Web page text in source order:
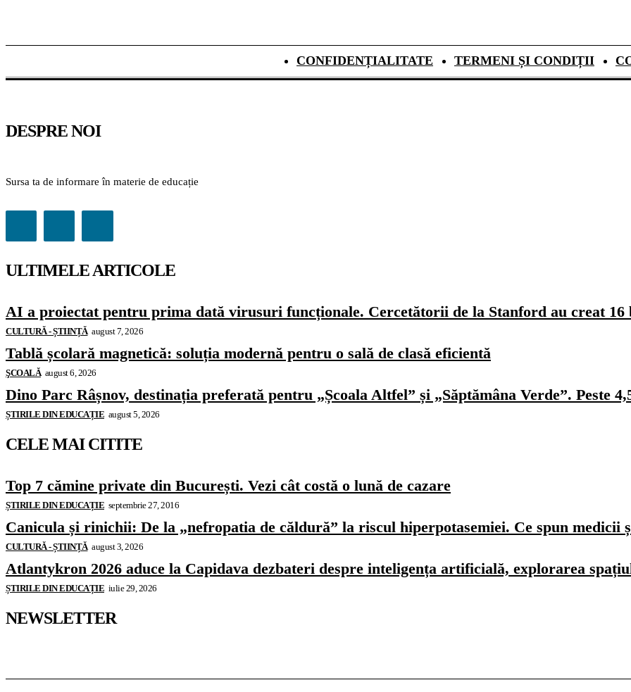
CONFIDENȚIALITATE TERMENI ȘI CONDIȚII
DESPRE NOI
Sursa ta de informare în materie de educație
ULTIMELE ARTICOLE
AI a proiectat pentru prima dată virusuri funcționale. Cercetătorii de la Stanford au creat 16
CULTURĂ - ȘTIINȚĂ august 7, 2026
Tablă școlară magnetică: soluția modernă pentru o sală de clasă eficientă
ŞCOALĂ august 6, 2026
Dino Parc Râșnov, destinația preferată pentru „Școala Altfel” și „Săptămâna Verde”. Peste
ȘTIRILE DIN EDUCAȚIE august 5, 2026
CELE MAI CITITE
Top 7 cămine private din București. Vezi cât costă o lună de cazare
ȘTIRILE DIN EDUCAȚIE septembrie 27, 2016
Canicula și rinichii: De la „nefropatia de căldură” la riscul hiperpotasemiei. Ce spun medicii
CULTURĂ - ȘTIINȚĂ august 3, 2026
Atlantykron 2026 aduce la Capidava dezbateri despre inteligența artificială, explorarea
ȘTIRILE DIN EDUCAȚIE iulie 29, 2026
NEWSLETTER